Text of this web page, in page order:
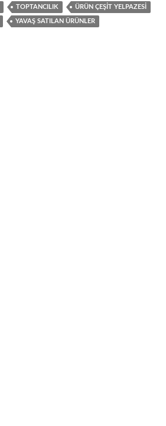
TOPTANCILIK ÜRÜN ÇEŞIT YELPAZESI
YAVAŞ SATILAN ÜRÜNLER